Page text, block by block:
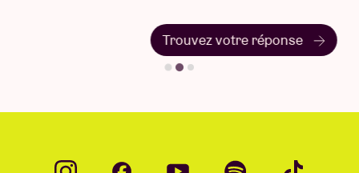
Trouvez votre réponse